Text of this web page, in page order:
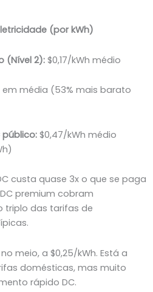
(por kWh)
(Nível 2): $0,17/kWh médio
em média (53% mais barato
$0,47/kWh médio
custa quase 3x o que se paga
premium cobram
triplo das tarifas de
meio, a $0,25/kWh. Está a
domésticas, mas muito
rápido DC.